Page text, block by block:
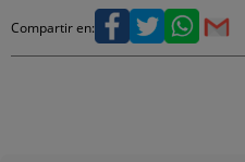
Compartir en: